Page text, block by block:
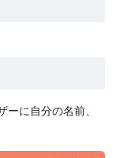
に自分の名前、